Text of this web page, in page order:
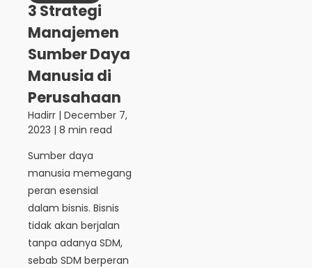
3 Strategi
Manajemen
Sumber Daya
Manusia di
Perusahaan
Hadirr | December 7,
2023 | 8 min read
Sumber daya
manusia memegang
peran esensial
dalam bisnis. Bisnis
tidak akan berjalan
tanpa adanya SDM,
sebab SDM berperan